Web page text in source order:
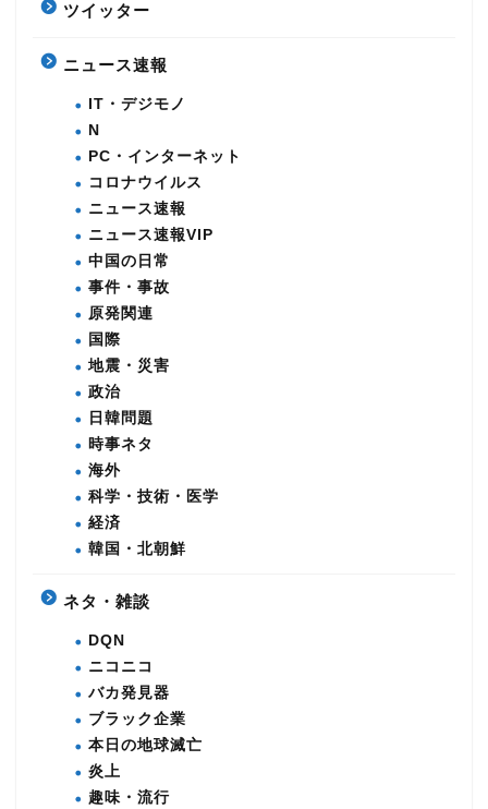
ツイッター
ニュース速報
IT・デジモノ
N
PC・インターネット
コロナウイルス
ニュース速報
ニュース速報VIP
中国の日常
事件・事故
原発関連
国際
地震・災害
政治
日韓問題
時事ネタ
海外
科学・技術・医学
経済
韓国・北朝鮮
ネタ・雑談
DQN
ニコニコ
バカ発見器
ブラック企業
本日の地球滅亡
炎上
趣味・流行